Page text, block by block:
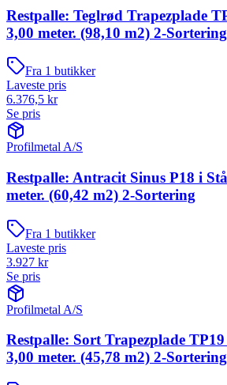
Restpalle: Teglrød Trapezplade
3,00 meter. (98,10 m2) 2-Sortering
Fra 1 butikker
Laveste pris
6.376,5 kr
Se pris
Profilmetal A/S
Restpalle: Antracit Sinus P18 i
meter. (60,42 m2) 2-Sortering
Fra 1 butikker
Laveste pris
3.927 kr
Se pris
Profilmetal A/S
Restpalle: Sort Trapezplade
3,00 meter. (45,78 m2) 2-Sortering